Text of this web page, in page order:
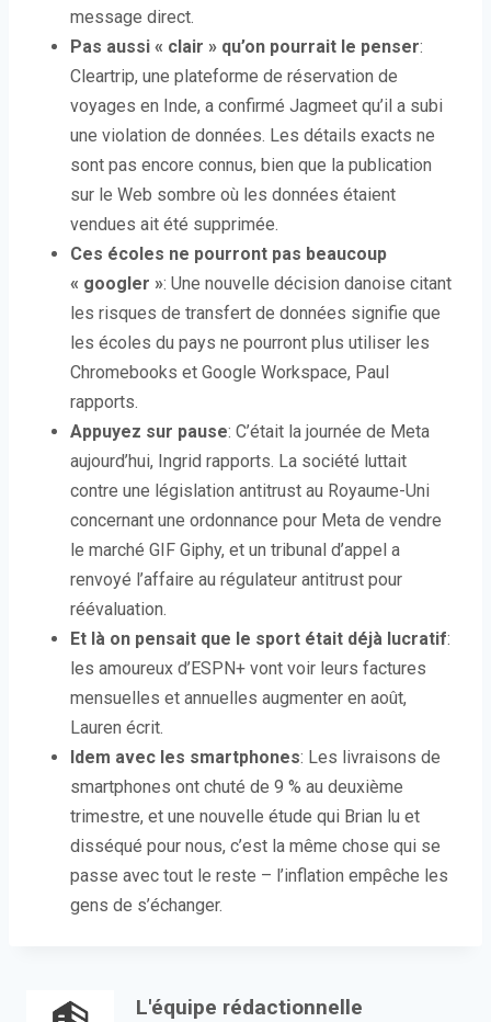
message direct.
Pas aussi « clair » qu’on pourrait le penser:
Cleartrip, une plateforme de réservation de
voyages en Inde, a confirmé Jagmeet qu’il a subi
une violation de données. Les détails exacts ne
sont pas encore connus, bien que la publication
sur le Web sombre où les données étaient
vendues ait été supprimée.
Ces écoles ne pourront pas beaucoup
« googler »: Une nouvelle décision danoise citant
les risques de transfert de données signifie que
les écoles du pays ne pourront plus utiliser les
Chromebooks et Google Workspace, Paul
rapports.
Appuyez sur pause: C’était la journée de Meta
aujourd’hui, Ingrid rapports. La société luttait
contre une législation antitrust au Royaume-Uni
concernant une ordonnance pour Meta de vendre
le marché GIF Giphy, et un tribunal d’appel a
renvoyé l’affaire au régulateur antitrust pour
réévaluation.
Et là on pensait que le sport était déjà lucratif:
les amoureux d’ESPN+ vont voir leurs factures
mensuelles et annuelles augmenter en août,
Lauren écrit.
Idem avec les smartphones: Les livraisons de
smartphones ont chuté de 9 % au deuxième
trimestre, et une nouvelle étude qui Brian lu et
disséqué pour nous, c’est la même chose qui se
passe avec tout le reste – l’inflation empêche les
gens de s’échanger.
L'équipe rédactionnelle